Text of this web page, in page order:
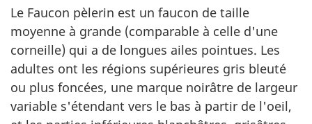
Le Faucon pèlerin est un faucon de taille
moyenne à grande (comparable à celle d'une
corneille) qui a de longues ailes pointues. Les
adultes ont les régions supérieures gris bleuté
ou plus foncées, une marque noirâtre de largeur
variable s'étendant vers le bas à partir de l'oeil,